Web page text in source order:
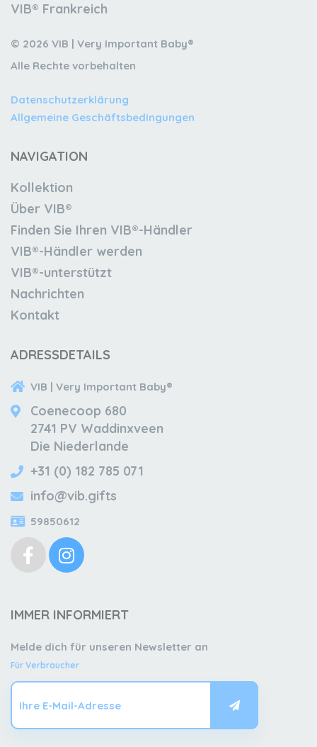
VIB® Frankreich
© 2026 VIB | Very Important Baby®
Alle Rechte vorbehalten
Datenschutzerklärung
Allgemeine Geschäftsbedingungen
NAVIGATION
Kollektion
Über VIB®
Finden Sie Ihren VIB®-Händler
VIB®-Händler werden
VIB®-unterstützt
Nachrichten
Kontakt
ADRESSDETAILS
VIB | Very Important Baby®
Coenecoop 680
2741 PV Waddinxveen
Die Niederlande
+31 (0) 182 785 071
info@vib.gifts
59850612
IMMER INFORMIERT
Melde dich für unseren Newsletter an
Für Verbraucher